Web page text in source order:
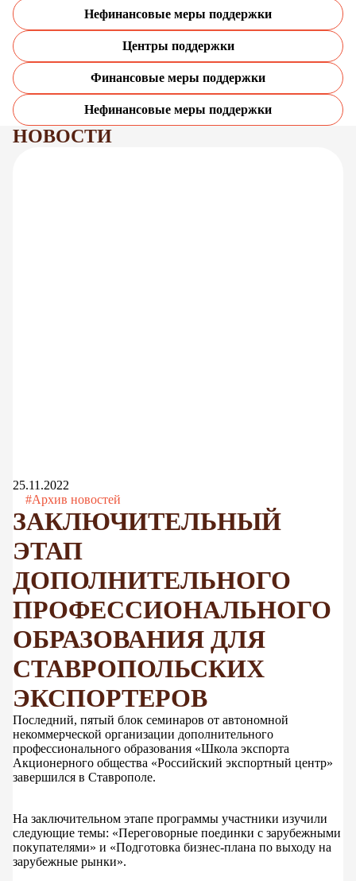
Нефинансовые меры поддержки
Центры поддержки
Финансовые меры поддержки
Нефинансовые меры поддержки
НОВОСТИ
25.11.2022
#Архив новостей
ЗАКЛЮЧИТЕЛЬНЫЙ
ЭТАП
ДОПОЛНИТЕЛЬНОГО
ПРОФЕССИОНАЛЬНОГО
ОБРАЗОВАНИЯ ДЛЯ
СТАВРОПОЛЬСКИХ
ЭКСПОРТЕРОВ
Последний, пятый блок семинаров от автономной
некоммерческой организации дополнительного
профессионального образования «Школа экспорта
Акционерного общества «Российский экспортный центр»
завершился в Ставрополе.
На заключительном этапе программы участники изучили
следующие темы: «Переговорные поединки с зарубежными
покупателями» и «Подготовка бизнес-плана по выходу на
зарубежные рынки».